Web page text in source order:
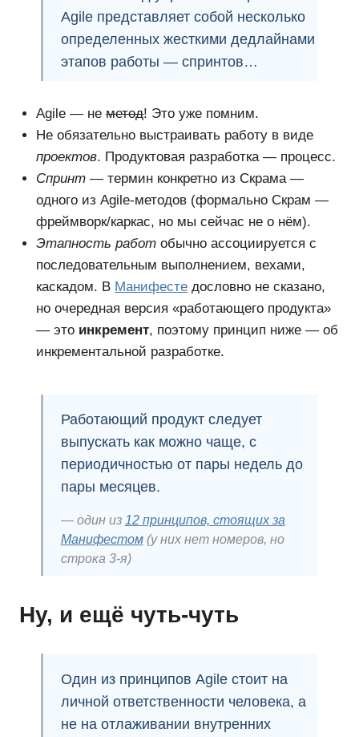
Agileпредставляет собой несколько
определенных жесткими дедлайнами
этапов работы — спринтов…
Agile — неметод! Это уже помним.
Не обязательно выстраивать работу в виде
проектов. Продуктовая разработка — процесс.
Спринт — термин конкретно из Скрама —
одного из Agile-методов (формально Скрам —
фреймворк/каркас, но мы сейчас не о нём).
Этапность работ обычно ассоциируется с
последовательным выполнением, вехами,
каскадом. В Манифесте дословно не сказано,
но очередная версия «работающего продукта»
— это инкремент, поэтому принцип ниже — об
инкрементальной разработке.
Работающий продукт следует
выпускать как можно чаще, с
периодичностью от пары недель до
пары месяцев.
один из 12 принципов, стоящих за
Манифестом(у них нет номеров, но
строка 3-я)
Ну, и ещё чуть-чуть
Один из принципов Agile стоит на
личной ответственности человека, а
не на отлаживании внутренних